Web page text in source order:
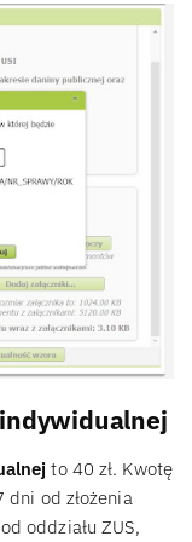
to 40 zł. Kwotę
dni od złożenia
oddziału ZUS,